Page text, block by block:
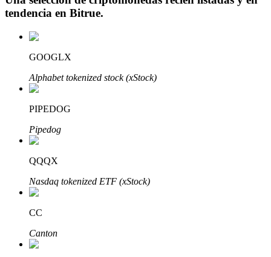
Obtenga ganancias a largo plazo e intereses flexibles
Aprender Staking
Obtenga más información sobre cómo obtener ingresos pasivos
Bitrue
tendencia en Bitrue.
GOOGLX
Alphabet tokenized stock (xStock)
PIPEDOG
Pipedog
QQQX
Nasdaq tokenized ETF (xStock)
CC
Canton